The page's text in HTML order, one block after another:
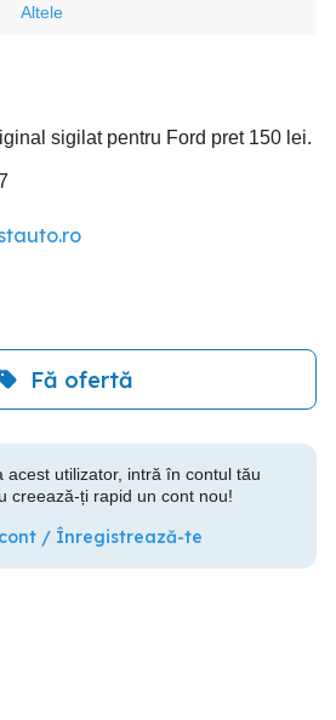
Altele
sigilat pentru Ford pret 150 lei.
Fă ofertă
acest utilizator, intră în contul tău
creează-ți rapid un cont nou!
/ Înregistrează-te